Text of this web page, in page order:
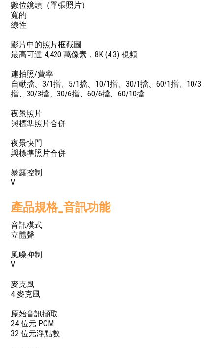
數位鏡頭（單張照片）
寬的
線性
影片中的照片框截圖
最高可達 4,420 萬像素，8K (4:3) 視頻
連拍照/費率
自動擋、3/1擋、5/1擋、10/1擋、30/1擋、60/1擋、10/3
擋、30/3擋、30/6擋、60/6擋、60/10擋
夜景照片
與標準照片合併
夜景快門
與標準照片合併
暴露控制
V
產品規格_音訊功能
音訊模式
立體聲
風噪抑制
V
麥克風
4 麥克風
原始音訊擷取
24 位元 PCM
32 位元浮點數